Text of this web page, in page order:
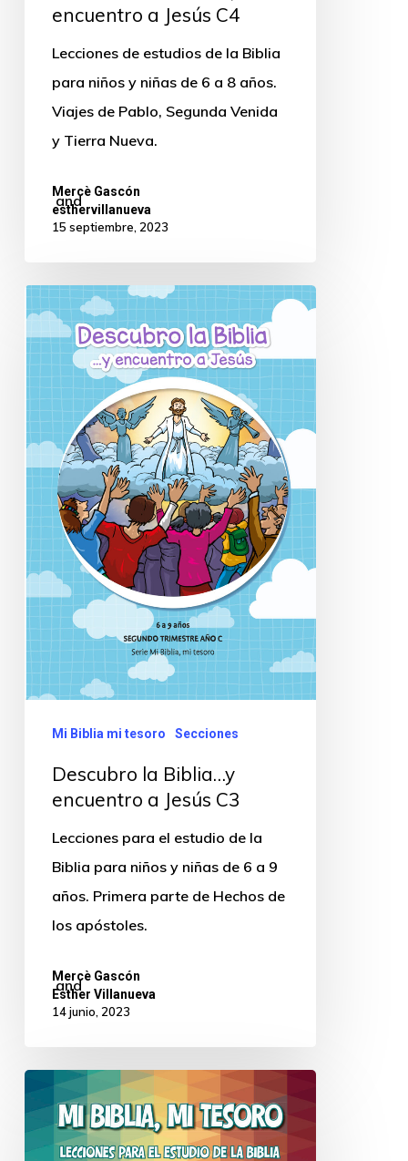
encuentro a Jesús C4
Lecciones de estudios de la Biblia
para niños y niñas de 6 a 8 años.
Viajes de Pablo, Segunda Venida
y Tierra Nueva.
Mercè Gascón
and
esthervillanueva
15 septiembre, 2023
Mi Biblia mi tesoro Secciones
Descubro la Biblia…y
encuentro a Jesús C3
Lecciones para el estudio de la
Biblia para niños y niñas de 6 a 9
años. Primera parte de Hechos de
los apóstoles.
Mercè Gascón
and
Esther Villanueva
14 junio, 2023